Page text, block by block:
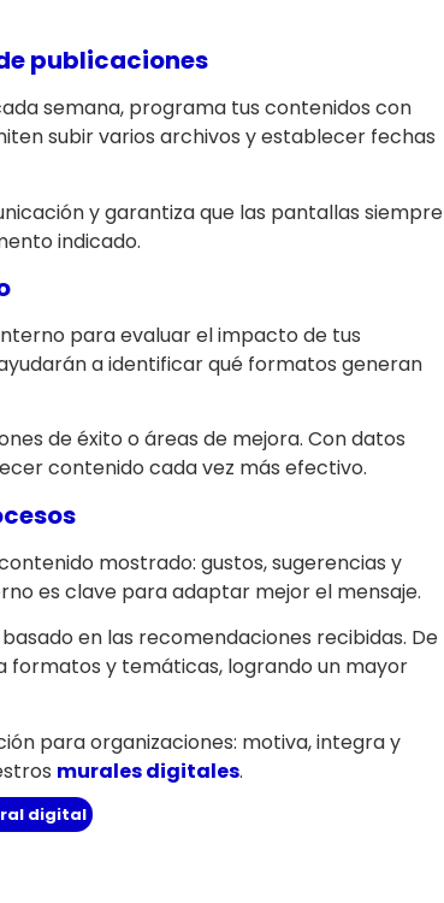
publicaciones
semana, programa tus contenidos con
subir varios archivos y establecer fechas
y garantiza que las pantallas siempre
indicado.
para evaluar el impacto de tus
a identificar qué formatos generan
de éxito o áreas de mejora. Con datos
contenido cada vez más efectivo.
mostrado: gustos, sugerencias y
es clave para adaptar mejor el mensaje.
en las recomendaciones recibidas. De
formatos y temáticas, logrando un mayor
para organizaciones: motiva, integra y
murales digitales.
digital